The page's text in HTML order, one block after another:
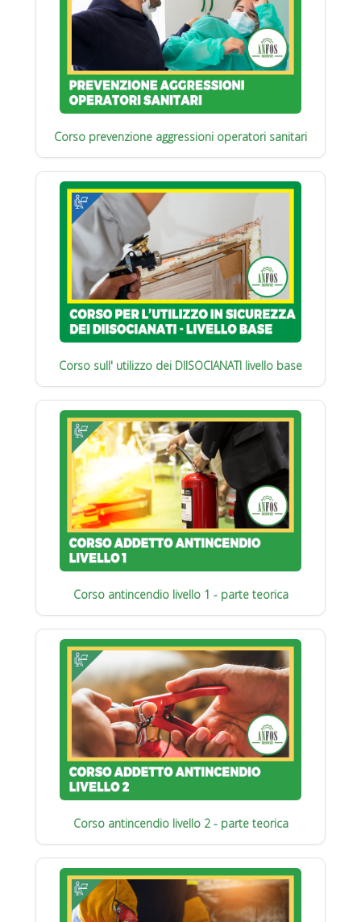
Corso prevenzione aggressioni operatori sanitari
Corso sull' utilizzo dei DIISOCIANATI livello base
Corso antincendio livello 1 - parte teorica
Corso antincendio livello 2 - parte teorica